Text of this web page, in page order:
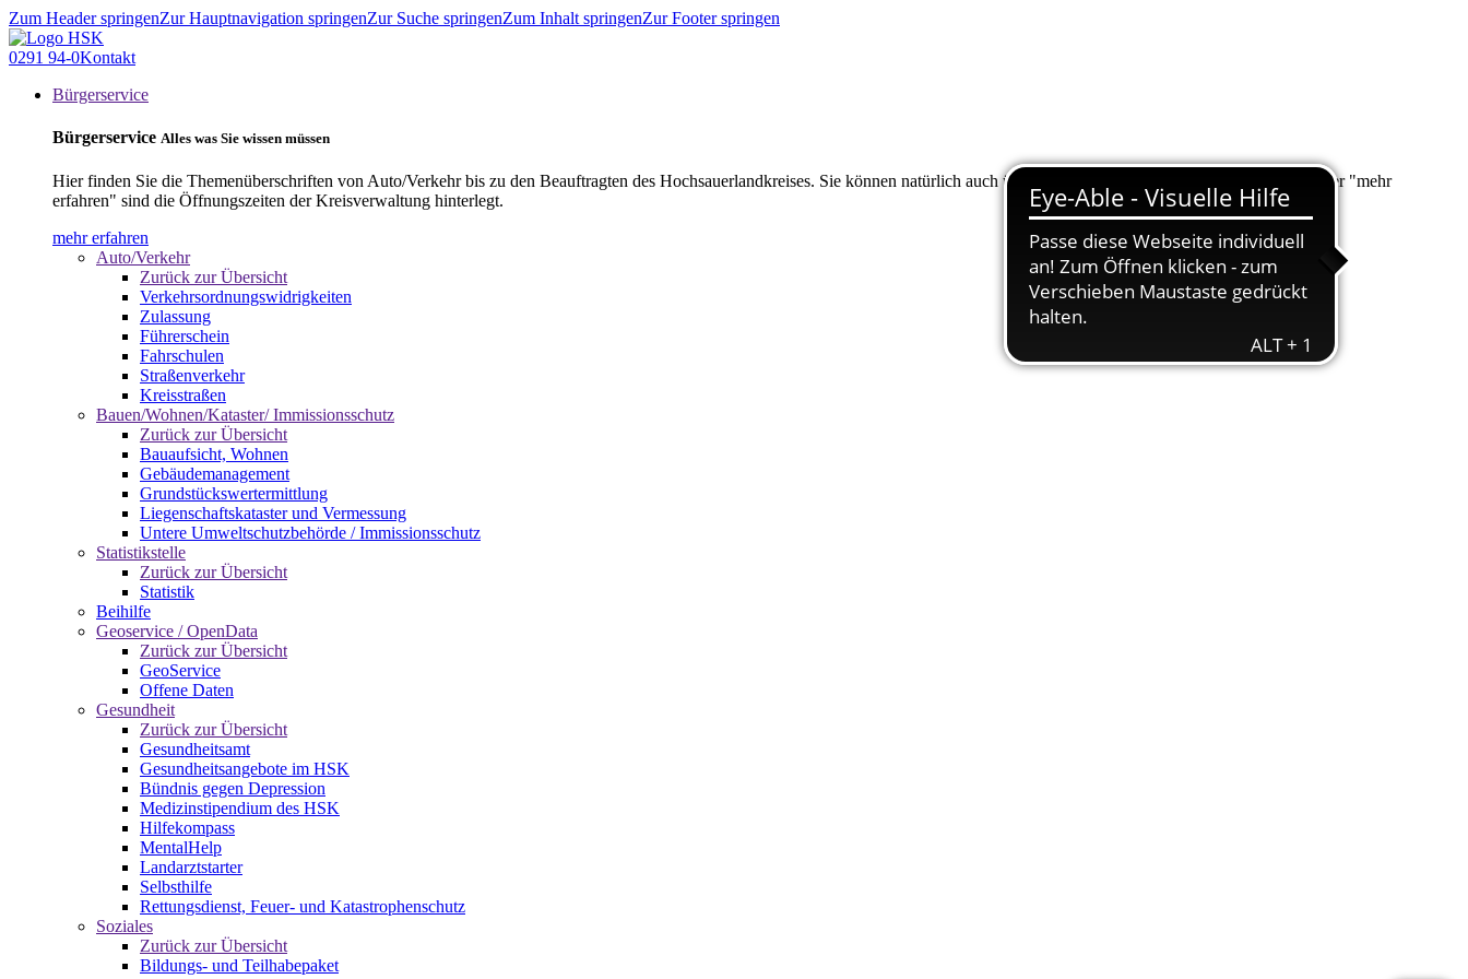
Zum Header springenZur Hauptnavigation springenZur Suche springenZum Inhalt springenZur Footer springen
0291 94-0Kontakt
Bürgerservice
Bürgerservice Alles was Sie wissen müssen
Hier finden Sie die Themenüberschriften von Auto/Verkehr bis zu den Beauftragten des Hochsauerlandkreises. Sie können natürlich auch über "Suche" nach Ihrem Anliegen suchen. Unter "mehr
erfahren" sind die Öffnungszeiten der Kreisverwaltung hinterlegt.
mehr erfahren
Auto/Verkehr
Zurück zur Übersicht
Verkehrsordnungswidrigkeiten
Zulassung
Führerschein
Fahrschulen
Straßenverkehr
Kreisstraßen
Bauen/Wohnen/Kataster/ Immissionsschutz
Zurück zur Übersicht
Bauaufsicht, Wohnen
Gebäudemanagement
Grundstückswertermittlung
Liegenschaftskataster und Vermessung
Untere Umweltschutzbehörde / Immissionsschutz
Statistikstelle
Zurück zur Übersicht
Statistik
Beihilfe
Geoservice / OpenData
Zurück zur Übersicht
GeoService
Offene Daten
Gesundheit
Zurück zur Übersicht
Gesundheitsamt
Gesundheitsangebote im HSK
Bündnis gegen Depression
Medizinstipendium des HSK
Hilfekompass
MentalHelp
Landarztstarter
Selbsthilfe
Rettungsdienst, Feuer- und Katastrophenschutz
Soziales
Zurück zur Übersicht
Bildungs- und Teilhabepaket